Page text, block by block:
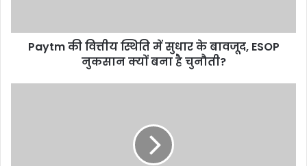
ESOP
नुकसानPaytm की वित्तीय स्थिति में सुधार के बावजूद, ESOP
नुकसान क्यों बना है चुनौती?